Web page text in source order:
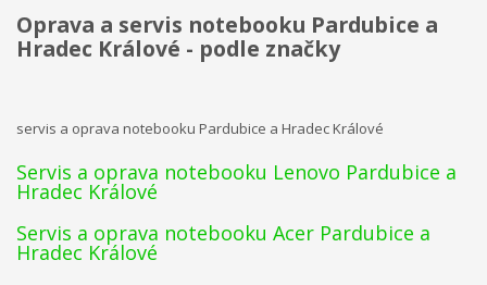
Oprava a servis notebooku Pardubice a
Hradec Králové - podle značky
servis a oprava notebooku Pardubice a Hradec Králové
Servis a oprava notebooku Lenovo Pardubice a
Hradec Králové
Servis a oprava notebooku Acer Pardubice a
Hradec Králové